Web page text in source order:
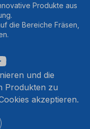
Produkte aus
die Bereiche Fräsen,
und die
Produkten zu
akzeptieren.